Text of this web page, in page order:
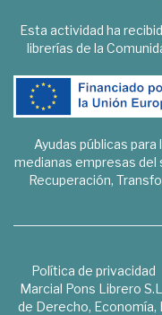
Esta actividad ha
librerías de la
Ayudas públicas
medianas empresas del
Recuperación,
Política de privacidad
Marcial Pons Librero
de Derecho, Economía,